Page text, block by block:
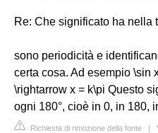
Re: Che significato ha nella
sono periodicità e
certa cosa. Ad esempio \sin
\rightarrow x = k\pi Questo
ogni 180°, cioè in 0, in 180,
Richiesta di rimozione della fonte |